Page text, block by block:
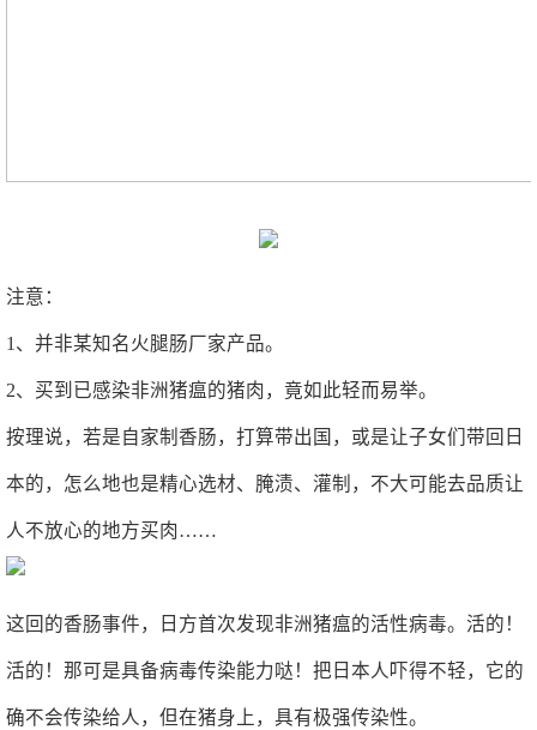
注意：
1、并非某知名火腿肠厂家产品。
2、买到已感染非洲猪瘟的猪肉，竟如此轻而易举。
按理说，若是自家制香肠，打算带出国，或是让子女们带回日
本的，怎么地也是精心选材、腌渍、灌制，不大可能去品质让
人不放心的地方买肉……
这回的香肠事件，日方首次发现非洲猪瘟的活性病毒。活的！
活的！那可是具备病毒传染能力哒！把日本人吓得不轻，它的
确不会传染给人，但在猪身上，具有极强传染性。